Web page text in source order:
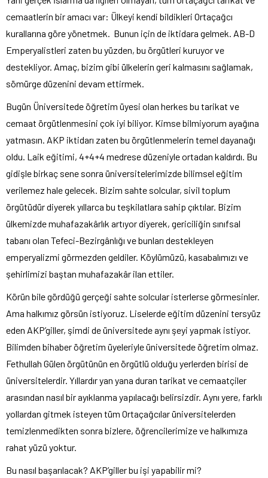
cemaatlerin bir amacı var: Ülkeyi kendi bildikleri Ortaçağcı
kurallarına göre yönetmek. Bunun için de iktidara gelmek. AB-D
Emperyalistleri zaten bu yüzden, bu örgütleri kuruyor ve
destekliyor. Amaç, bizim gibi ülkelerin geri kalmasını sağlamak,
sömürge düzenini devam ettirmek.
Bugün Üniversitede öğretim üyesi olan herkes bu tarikat ve
cemaat örgütlenmesini çok iyi biliyor. Kimse bilmiyorum ayağına
yatmasın. AKP iktidarı zaten bu örgütlenmelerin temel dayanağı
oldu. Laik eğitimi, 4+4+4 medrese düzeniyle ortadan kaldırdı. Bu
gidişle birkaç sene sonra üniversitelerimizde bilimsel eğitim
verilemez hale gelecek. Bizim sahte solcular, sivil toplum
örgütüdür diyerek yıllarca bu teşkilatlara sahip çıktılar. Bizim
ülkemizde muhafazakârlık artıyor diyerek, gericiliğin sınıfsal
tabanı olan Tefeci-Bezirgânlığı ve bunları destekleyen
emperyalizmi görmezden geldiler. Köylümüzü, kasabalımızı ve
şehirlimizi baştan muhafazakâr ilan ettiler.
Körün bile gördüğü gerçeği sahte solcular isterlerse görmesinler.
Ama halkımız görsün istiyoruz. Liselerde eğitim düzenini tersyüz
eden AKP’giller, şimdi de üniversitede aynı şeyi yapmak istiyor.
Bilimden bihaber öğretim üyeleriyle üniversitede öğretim olmaz.
Fethullah Gülen örgütünün en örgütlü olduğu yerlerden birisi de
üniversitelerdir. Yıllardır yan yana duran tarikat ve cemaatçiler
arasından nasıl bir ayıklanma yapılacağı belirsizdir. Aynı yere, farklı
yollardan gitmek isteyen tüm Ortaçağcılar üniversitelerden
temizlenmedikten sonra bizlere, öğrencilerimize ve halkımıza
rahat yüzü yoktur.
Bu nasıl başarılacak? AKP’giller bu işi yapabilir mi?